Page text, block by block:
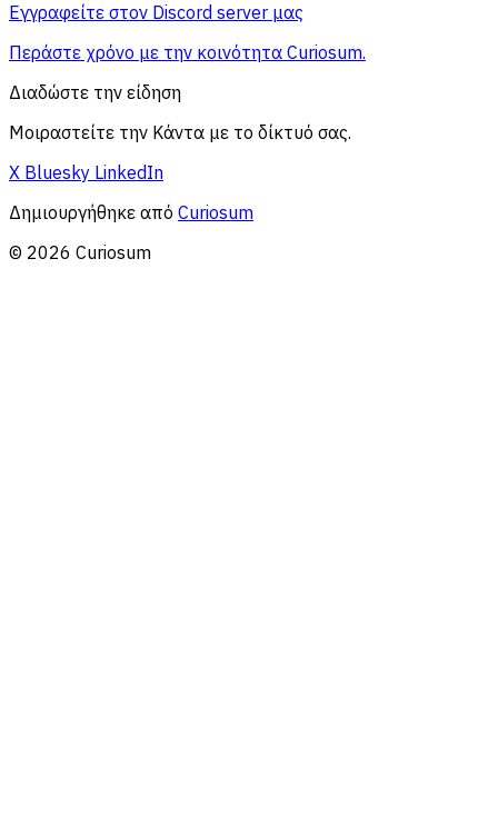
Εγγραφείτε στον Discord server μας
Περάστε χρόνο με την κοινότητα Curiosum.
Διαδώστε την είδηση
Μοιραστείτε την Κάντα με το δίκτυό σας.
X Bluesky LinkedIn
Δημιουργήθηκε από Curiosum
© 2026 Curiosum